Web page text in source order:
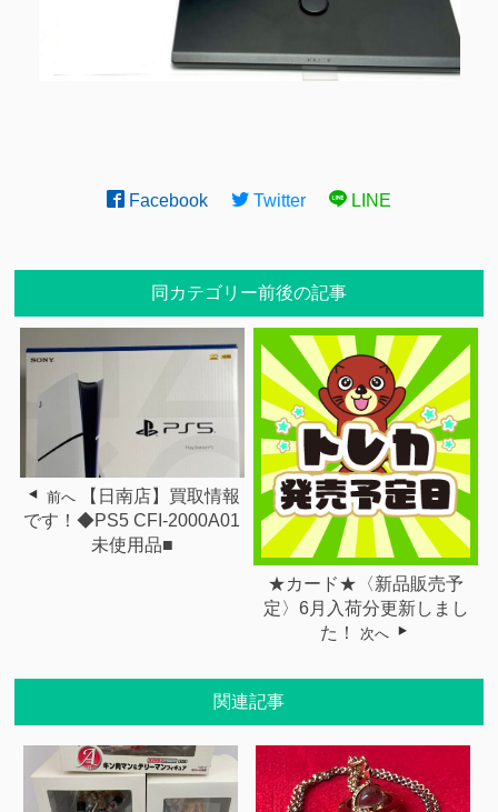
Facebook Twitter LINE
同カテゴリー前後の記事
前へ
【日南店】買取情報
です！◆PS5 CFI-2000A01
未使用品■
★カード★〈新品販売予
定〉6月入荷分更新しまし
た！
次へ
関連記事